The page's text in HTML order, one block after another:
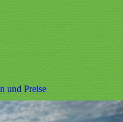
und Preise